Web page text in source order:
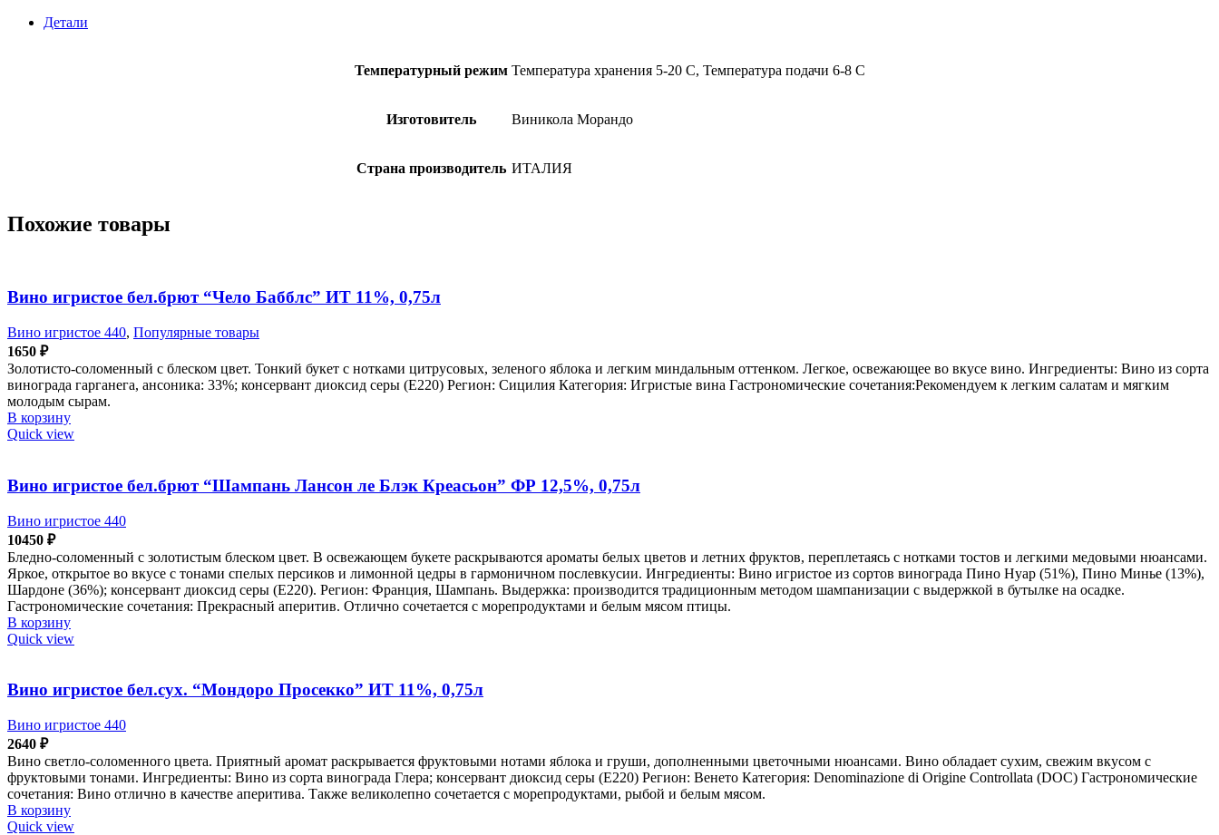
Детали
Температурный режим Температура хранения 5-20 С, Температура подачи 6-8 С
Изготовитель Виникола Морандо
Страна производитель ИТАЛИЯ
Похожие товары
Вино игристое бел.брют “Чело Бабблс” ИТ 11%, 0,75л
Вино игристое 440, Популярные товары
1650 ₽
Золотисто-соломенный с блеском цвет. Тонкий букет с нотками цитрусовых, зеленого яблока и легким миндальным оттенком. Легкое, освежающее во вкусе вино. Ингредиенты: Вино из сорта
винограда гарганега, ансоника: 33%; консервант диоксид серы (Е220) Регион: Сицилия Категория: Игристые вина Гастрономические сочетания:Рекомендуем к легким салатам и мягким
молодым сырам.
В корзину
Quick view
Вино игристое бел.брют “Шампань Лансон ле Блэк Креасьон” ФР 12,5%, 0,75л
Вино игристое 440
10450 ₽
Бледно-соломенный с золотистым блеском цвет. В освежающем букете раскрываются ароматы белых цветов и летних фруктов, переплетаясь с нотками тостов и легкими медовыми нюансами.
Яркое, открытое во вкусе с тонами спелых персиков и лимонной цедры в гармоничном послевкусии. Ингредиенты: Вино игристое из сортов винограда Пино Нуар (51%), Пино Минье (13%),
Шардоне (36%); консервант диоксид серы (Е220). Регион: Франция, Шампань. Выдержка: производится традиционным методом шампанизации с выдержкой в бутылке на осадке.
Гастрономические сочетания: Прекрасный аперитив. Отлично сочетается с морепродуктами и белым мясом птицы.
В корзину
Quick view
Вино игристое бел.сух. “Мондоро Просекко” ИТ 11%, 0,75л
Вино игристое 440
2640 ₽
Вино светло-соломенного цвета. Приятный аромат раскрывается фруктовыми нотами яблока и груши, дополненными цветочными нюансами. Вино обладает сухим, свежим вкусом с
фруктовыми тонами. Ингредиенты: Вино из сорта винограда Глера; консервант диоксид серы (Е220) Регион: Венето Категория: Denominazione di Origine Controllata (DOC) Гастрономические
сочетания: Вино отлично в качестве аперитива. Также великолепно сочетается с морепродуктами, рыбой и белым мясом.
В корзину
Quick view